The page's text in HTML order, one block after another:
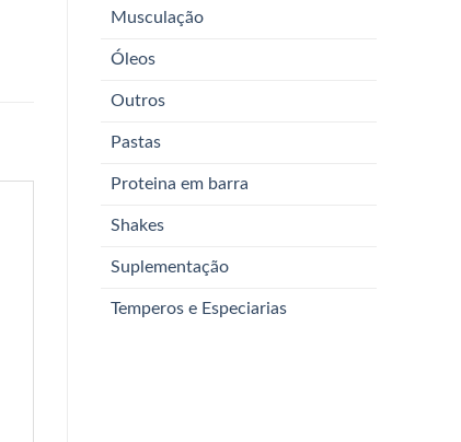
Musculação
Óleos
Outros
Pastas
Proteina em barra
Shakes
Suplementação
Temperos e Especiarias